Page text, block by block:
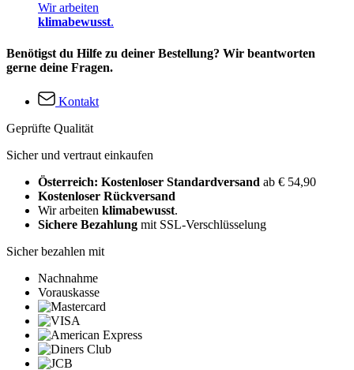
Wir arbeiten
klimabewusst.
Benötigst du Hilfe zu deiner Bestellung? Wir beantworten
gerne deine Fragen.
Kontakt
Geprüfte Qualität
Sicher und vertraut einkaufen
Österreich: Kostenloser Standardversand ab € 54,90
Kostenloser Rückversand
Wir arbeiten klimabewusst.
Sichere Bezahlung mit SSL-Verschlüsselung
Sicher bezahlen mit
Nachnahme
Vorauskasse